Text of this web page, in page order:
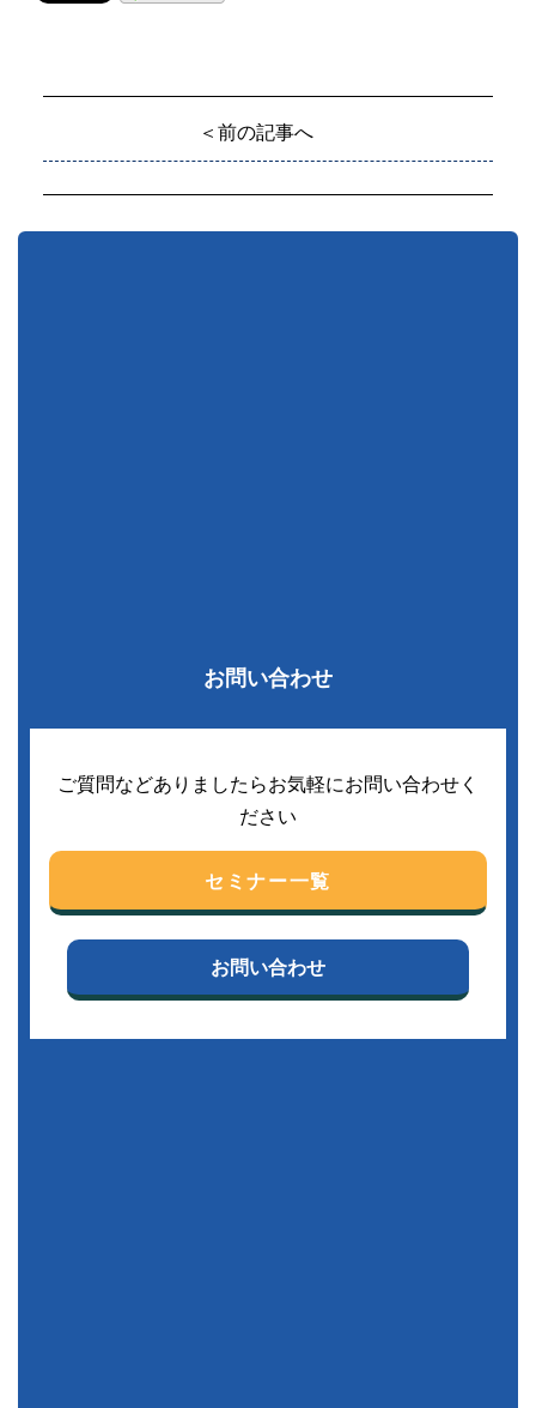
＜前の記事へ
お問い合わせ
ご質問などありましたらお気軽にお問い合わせく
ださい
セミナー一覧
お問い合わせ